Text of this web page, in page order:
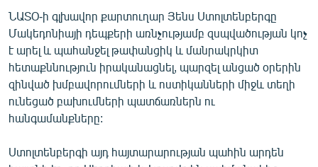
ԲԱՆԱՎԵՃ
ՁԳՏԵԼՈՎ ԼԱՎԱԳՈՒՅՆԻՆ
ՓՈԴՔԱՍԹ
Հայերեն
English
ՆԱՏՕ-ի գլխավոր քարտուղար Յենս Ստոլտենբերգը
Մակեդոնիայի դեպքերի առնչությամբ զսպվածության կոչ
է արել և պահանջել թափանցիկ և մանրակրկիտ
հետաքննություն իրականացնել, պարզել անցած օրերին
զինված խմբավորումների և ոստիկանների միջև տեղի
ունեցած բախումների պատճառներն ու
հանգամանքները:
Ստոլտենբերգի այդ հայտարարության պահին արդեն